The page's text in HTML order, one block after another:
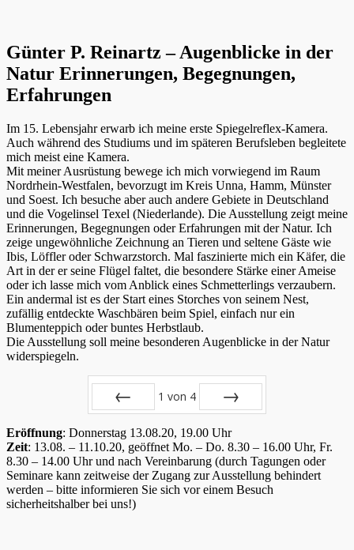
Günter P. Reinartz – Augenblicke in der
Natur Erinnerungen, Begegnungen,
Erfahrungen
Im 15. Lebensjahr erwarb ich meine erste Spiegelreflex-Kamera.
Auch während des Studiums und im späteren Berufsleben begleitete
mich meist eine Kamera.
Mit meiner Ausrüstung bewege ich mich vorwiegend im Raum
Nordrhein-Westfalen, bevorzugt im Kreis Unna, Hamm, Münster
und Soest. Ich besuche aber auch andere Gebiete in Deutschland
und die Vogelinsel Texel (Niederlande). Die Ausstellung zeigt meine
Erinnerungen, Begegnungen oder Erfahrungen mit der Natur. Ich
zeige ungewöhnliche Zeichnung an Tieren und seltene Gäste wie
Ibis, Löffler oder Schwarzstorch. Mal faszinierte mich ein Käfer, die
Art in der er seine Flügel faltet, die besondere Stärke einer Ameise
oder ich lasse mich vom Anblick eines Schmetterlings verzaubern.
Ein andermal ist es der Start eines Storches von seinem Nest,
zufällig entdeckte Waschbären beim Spiel, einfach nur ein
Blumenteppich oder buntes Herbstlaub.
Die Ausstellung soll meine besonderen Augenblicke in der Natur
widerspiegeln.
1 von 4
Eröffnung: Donnerstag 13.08.20, 19.00 Uhr
Zeit: 13.08. – 11.10.20, geöffnet Mo. – Do. 8.30 – 16.00 Uhr, Fr.
8.30 – 14.00 Uhr und nach Vereinbarung (durch Tagungen oder
Seminare kann zeitweise der Zugang zur Ausstellung behindert
werden – bitte informieren Sie sich vor einem Besuch
sicherheitshalber bei uns!)